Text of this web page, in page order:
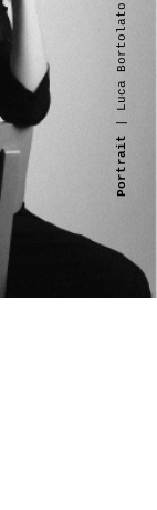
Portrait
| Luca Bortolato